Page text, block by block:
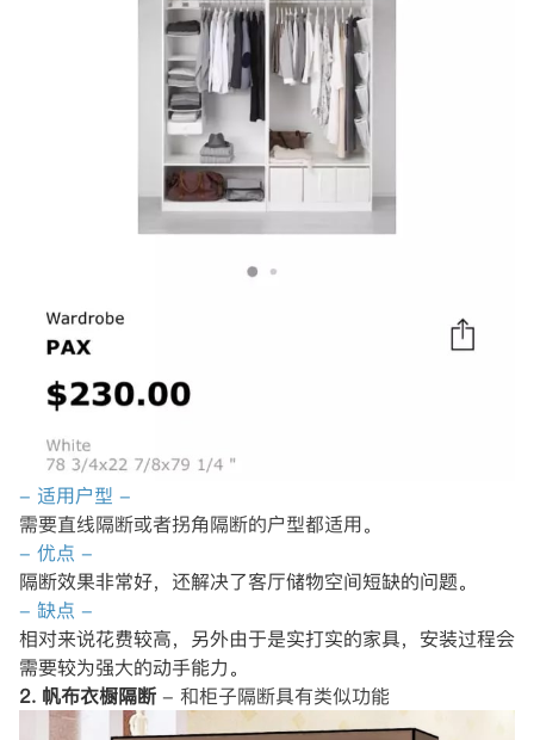
- 适用户型 -
需要直线隔断或者拐角隔断的户型都适用。
- 优点 -
隔断效果非常好，还解决了客厅储物空间短缺的问题。
- 缺点 -
相对来说花费较高，另外由于是实打实的家具，安装过程会
需要较为强大的动手能力。
2. 帆布衣橱隔断 - 和柜子隔断具有类似功能